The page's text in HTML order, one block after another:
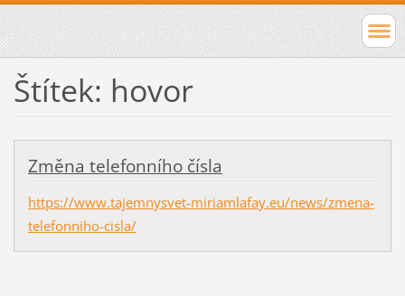
Štítek: hovor
Změna telefonního čísla
https://www.tajemnysvet-miriamlafay.eu/news/zmena-
telefonniho-cisla/